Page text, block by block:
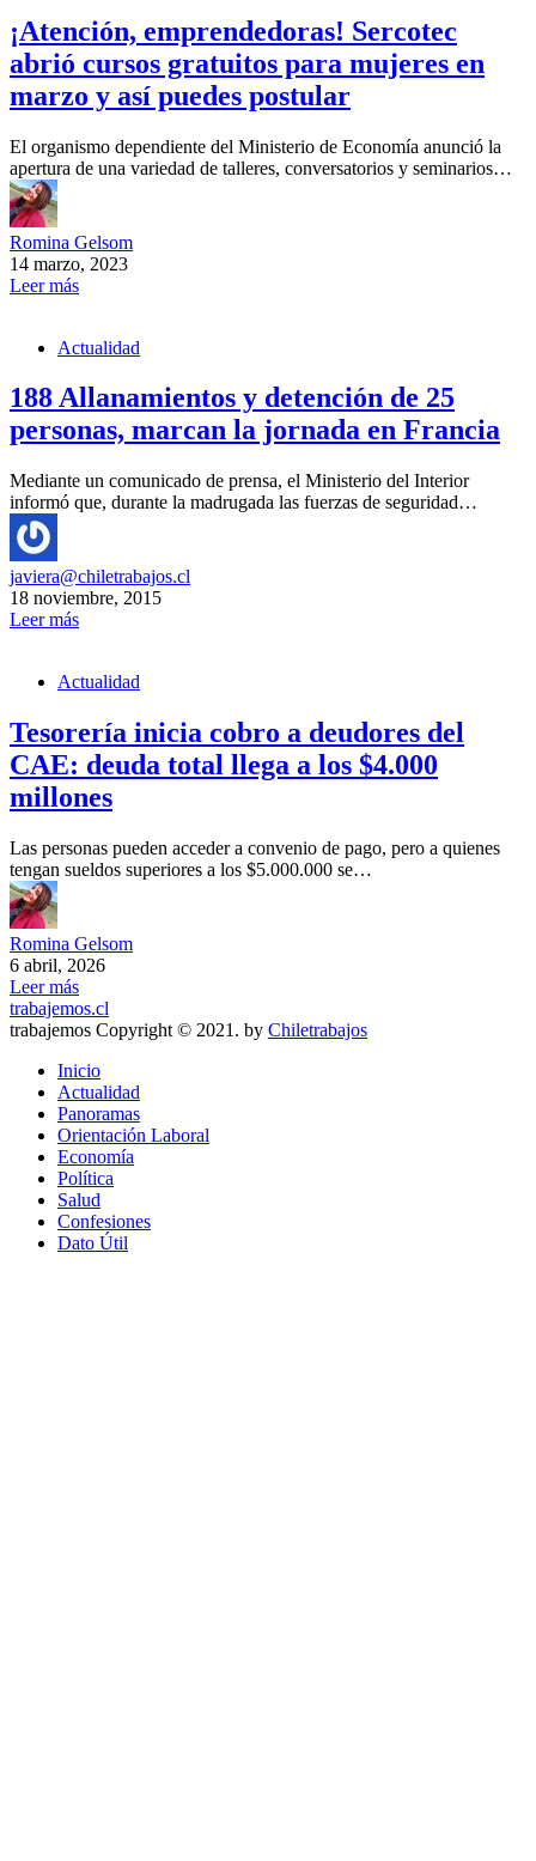
¡Atención, emprendedoras! Sercotec
abrió cursos gratuitos para mujeres en
marzo y así puedes postular
El organismo dependiente del Ministerio de Economía anunció la
apertura de una variedad de talleres, conversatorios y seminarios…
Romina Gelsom
14 marzo, 2023
Leer más
Actualidad
188 Allanamientos y detención de 25
personas, marcan la jornada en Francia
Mediante un comunicado de prensa, el Ministerio del Interior
informó que, durante la madrugada las fuerzas de seguridad…
javiera@chiletrabajos.cl
18 noviembre, 2015
Leer más
Actualidad
Tesorería inicia cobro a deudores del
CAE: deuda total llega a los $4.000
millones
Las personas pueden acceder a convenio de pago, pero a quienes
tengan sueldos superiores a los $5.000.000 se…
Romina Gelsom
6 abril, 2026
Leer más
trabajemos.cl
trabajemos Copyright © 2021. by Chiletrabajos
Inicio
Actualidad
Panoramas
Orientación Laboral
Economía
Política
Salud
Confesiones
Dato Útil